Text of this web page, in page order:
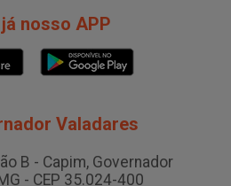
nosso APP
Valadares
B - Capim, Governador
- CEP 35.024-400